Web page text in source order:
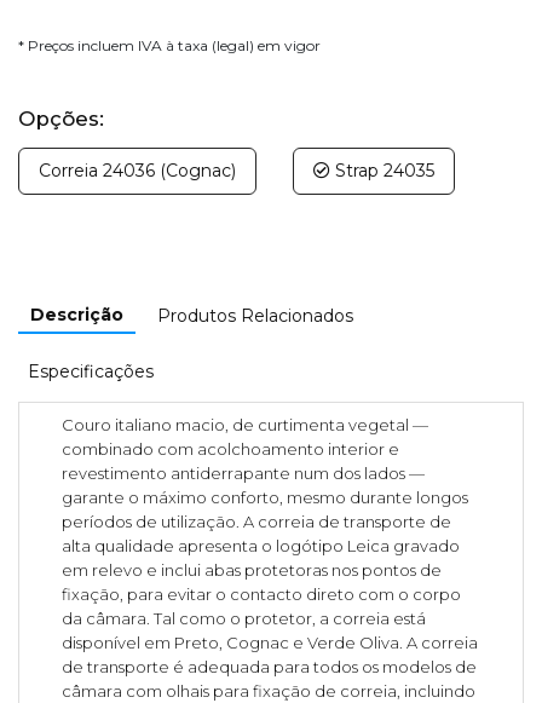
* Preços incluem IVA à taxa (legal) em vigor
Opções:
Correia 24036 (Cognac) Strap 24035
Descrição Produtos Relacionados
Especificações
Couro italiano macio, de curtimenta vegetal —
combinado com acolchoamento interior e
revestimento antiderrapante num dos lados —
garante o máximo conforto, mesmo durante longos
períodos de utilização. A correia de transporte de
alta qualidade apresenta o logótipo Leica gravado
em relevo e inclui abas protetoras nos pontos de
fixação, para evitar o contacto direto com o corpo
da câmara. Tal como o protetor, a correia está
disponível em Preto, Cognac e Verde Oliva. A correia
de transporte é adequada para todos os modelos de
câmara com olhais para fixação de correia, incluindo